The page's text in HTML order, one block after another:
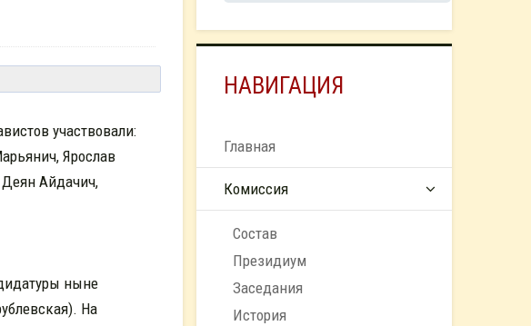
участвовали:
Ярослав
Айдачич,
ныне
На
НАВИГАЦИЯ
Главная
Комиссия
Состав
Президиум
Заседания
История